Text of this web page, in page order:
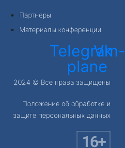
Партнеры
Материалы конференции
Telegram-
plane
Vk
2024 © Все права защищены
Положение об обработке и
защите персональных данных